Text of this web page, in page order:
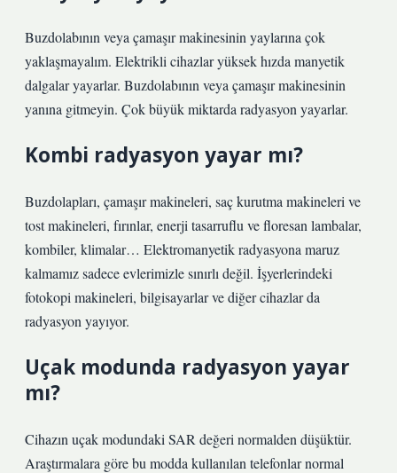
Buzdolabının veya çamaşır makinesinin yaylarına çok
yaklaşmayalım. Elektrikli cihazlar yüksek hızda manyetik
dalgalar yayarlar. Buzdolabının veya çamaşır makinesinin
yanına gitmeyin. Çok büyük miktarda radyasyon yayarlar.
Kombi radyasyon yayar mı?
Buzdolapları, çamaşır makineleri, saç kurutma makineleri ve
tost makineleri, fırınlar, enerji tasarruflu ve floresan lambalar,
kombiler, klimalar… Elektromanyetik radyasyona maruz
kalmamız sadece evlerimizle sınırlı değil. İşyerlerindeki
fotokopi makineleri, bilgisayarlar ve diğer cihazlar da
radyasyon yayıyor.
Uçak modunda radyasyon yayar
mı?
Cihazın uçak modundaki SAR değeri normalden düşüktür.
Araştırmalara göre bu modda kullanılan telefonlar normal